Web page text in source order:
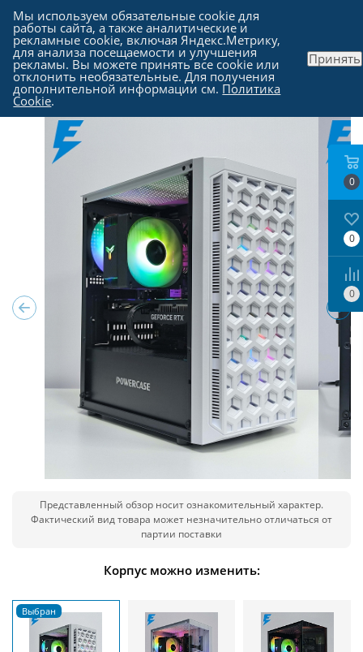
Каталог - Компьютеры в Москве
Представленный обзор носит ознакомительный характер.
Фактический вид товара может незначительно отличаться от
партии поставки
Корпус можно изменить:
0
0
0
Мы используем обязательные cookie для
работы сайта, а также аналитические и
рекламные cookie, включая Яндекс.Метрику,
для анализа посещаемости и улучшения
рекламы. Вы можете принять все cookie или
отклонить необязательные. Для получения
дополнительной информации см. Политика
Cookie.
Принять